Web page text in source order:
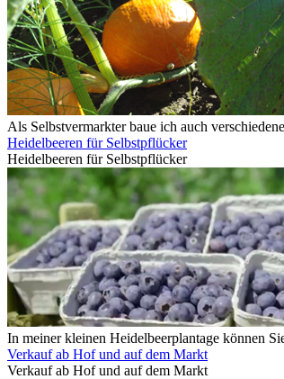
Als Selbstvermarkter baue ich auch
Heidelbeeren für Selbstpflücker
Heidelbeeren für Selbstpflücker
In meiner kleinen Heidelbeerplantage können
Verkauf ab Hof und auf dem Markt
Verkauf ab Hof und auf dem Markt